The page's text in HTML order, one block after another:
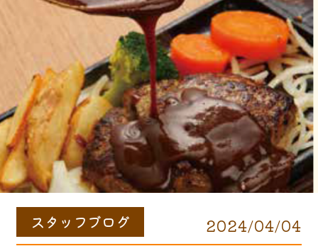
スタッフブログ 2024/04/04